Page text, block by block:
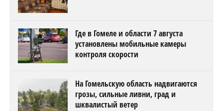
Где в Гомеле и области 7 августа
установлены мобильные камеры
контроля скорости
На Гомельскую область надвигаются
грозы, сильные ливни, град и
шквалистый ветер